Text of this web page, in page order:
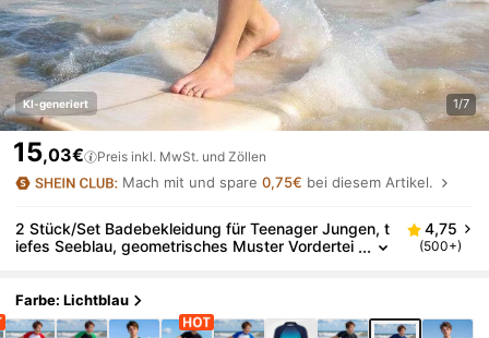
KI-generiert 1/7
15,03€ Preis inkl. MwSt. und Zöllen
Mach mit und spare0,75€ bei diesem Artikel.
2 Stück/Set Badebekleidung für Teenager Jungen, t
iefes Seeblau, geometrisches Muster Vordertei
mmerurlaub, Strand, Pool Party
4,75
(500+)
Farbe: Lichtblau